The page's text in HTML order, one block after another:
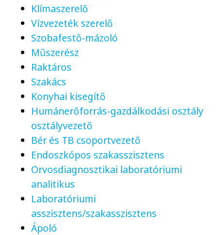
Klímaszerelő
Vízvezeték szerelő
Szobafestő-mázoló
Műszerész
Raktáros
Szakács
Konyhai kisegítő
Humánerőforrás-gazdálkodási osztály
osztályvezető
Bér és TB csoportvezető
Endoszkópos szakasszisztens
Orvosdiagnosztikai laboratóriumi
analitikus
Laboratóriumi
asszisztens/szakasszisztens
Ápoló